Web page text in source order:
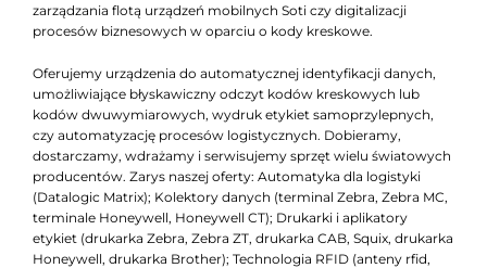
zarządzania flotą urządzeń mobilnych Soti czy digitalizacji
procesów biznesowych w oparciu o kody kreskowe.
Oferujemy urządzenia do automatycznej identyfikacji danych,
umożliwiające błyskawiczny odczyt kodów kreskowych lub
kodów dwuwymiarowych, wydruk etykiet samoprzylepnych,
czy automatyzację procesów logistycznych. Dobieramy,
dostarczamy, wdrażamy i serwisujemy sprzęt wielu światowych
producentów. Zarys naszej oferty: Automatyka dla logistyki
(Datalogic Matrix); Kolektory danych (terminal Zebra, Zebra MC,
terminale Honeywell, Honeywell CT); Drukarki i aplikatory
etykiet (drukarka Zebra, Zebra ZT, drukarka CAB, Squix, drukarka
Honeywell, drukarka Brother); Technologia RFID (anteny rfid,